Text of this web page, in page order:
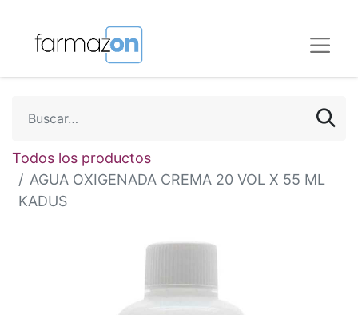
Todos los productos
AGUA OXIGENADA CREMA 20 VOL X 55 ML
KADUS